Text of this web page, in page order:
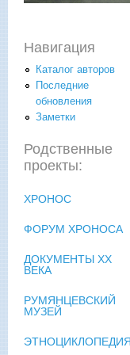
Навигация
Каталог авторов
Последние
обновления
Заметки
Родственные
проекты:
ХРОНОС
ФОРУМ ХРОНОСА
ДОКУМЕНТЫ XX
ВЕКА
РУМЯНЦЕВСКИЙ
МУЗЕЙ
ЭТНОЦИКЛОПЕДИЯ